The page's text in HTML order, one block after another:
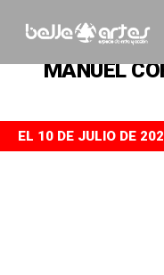
MANUEL
EL 10 DE JULIO DE